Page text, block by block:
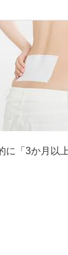
に「3か月以